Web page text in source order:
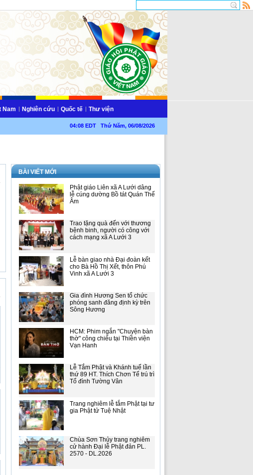
Nam Nghiên cứu Quốc tế Thư viện
04:08 EDT Thứ Năm, 06/08/2026
BÀI VIẾT MỚI
Phật giáo Liên xã A Lưới dâng
lễ cúng dường Bồ tát Quán Thế
Âm
Trao tặng quà đến với thương
bệnh binh, người có công với
cách mạng xã A Lưới 3
Lễ bàn giao nhà Đại đoàn kết
cho Bà Hồ Thị Xết, thôn Phú
Vinh xã A Lưới 3
Gia đình Hương Sen tổ chức
phóng sanh đăng định kỳ trên
Sông Hương
HCM: Phim ngắn "Chuyện bàn
thờ" công chiếu tại Thiền viện
Vạn Hanh
Lễ Tắm Phật và Khánh tuế lần
thứ 89 HT. Thích Chơn Tế trú trì
Tổ đình Tường Vân
Trang nghiêm lễ tắm Phật tại tư
gia Phật tử Tuệ Nhật
Chùa Sơn Thủy trang nghiêm
cử hành Đại lễ Phật đản PL.
2570 - DL.2026